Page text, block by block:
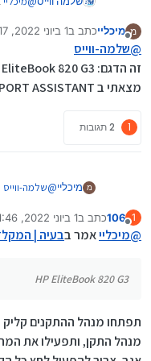
מ
מנותק
מיכלייכתב ב1 ביוני 2022, 21:17
נערך לאחרונה על
@שלמה-ווייס
זה הדגם: HP EliteBook 820 G3
מצאתי ב HP SAPORT ASSISTANT
1 2 תגובות
מ מיכליי@שלמה-ווייס
מצאתי ב HP SAPORT ASSISTANT
1
מנותק
106כתב ב1 ביוני 2022, 21:46
נערך לאחרונה על ידי
@מיכלייאמר בבעיה |
HP EliteBook 820 G3
תפתחו מנהל ההתקנים
מנהל התקן, ותפעילו את